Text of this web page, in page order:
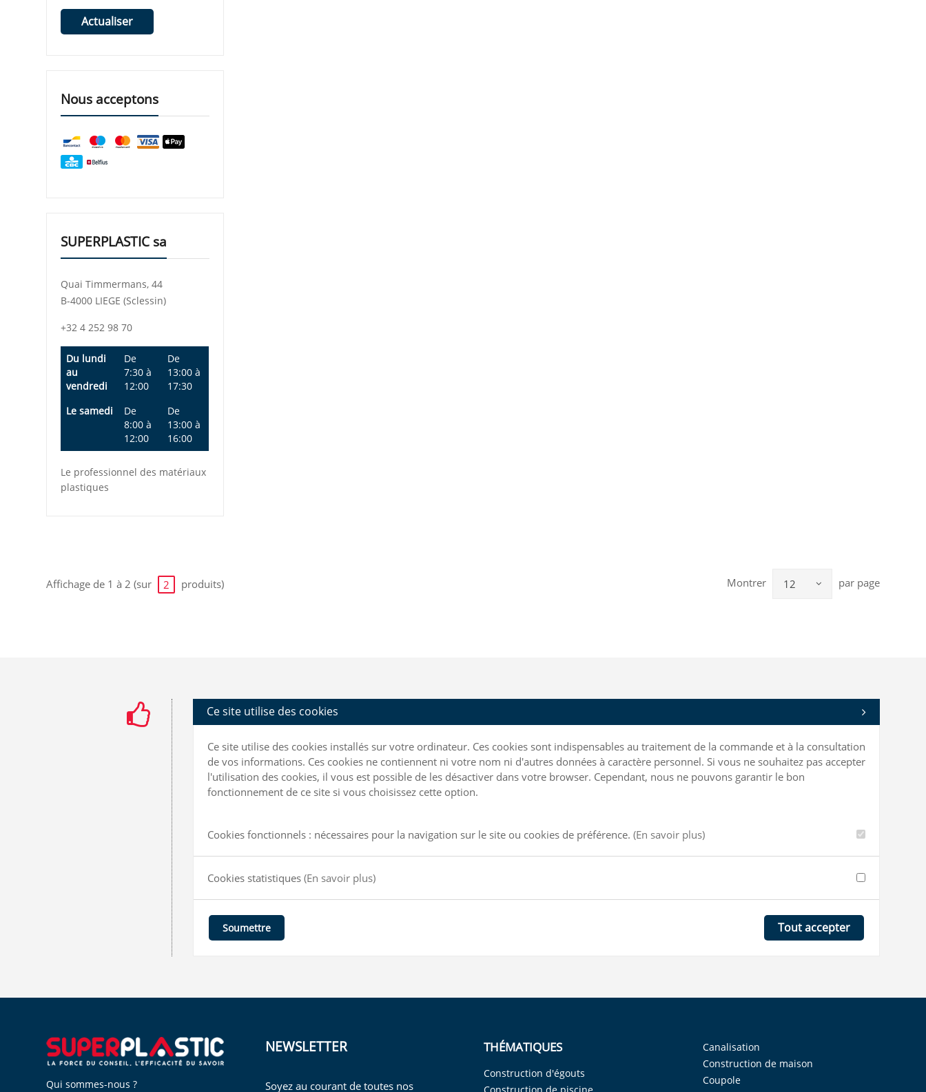
Actualiser
Nous acceptons
SUPERPLASTIC sa
Quai Timmermans, 44
B-4000 LIEGE (Sclessin)
+32 4 252 98 70
Du lundi
au
vendredi
De
7:30 à
12:00
De
13:00 à
17:30
Le samedi
De
8:00 à
12:00
De
13:00 à
16:00
Le professionnel des matériaux
plastiques
Affichage de 1 à 2 (sur 2 produits) Montrer 12 par page
Ce site utilise des cookies
Ce site utilise des cookies installés sur votre ordinateur. Ces cookies sont indispensables au traitement de la commande et à la consultation
de vos informations. Ces cookies ne contiennent ni votre nom ni d'autres données à caractère personnel. Si vous ne souhaitez pas accepter
l'utilisation des cookies, il vous est possible de les désactiver dans votre browser. Cependant, nous ne pouvons garantir le bon
fonctionnement de ce site si vous choisissez cette option.
Cookies fonctionnels : nécessaires pour la navigation sur le site ou cookies de préférence. (En savoir plus)
Cookies statistiques (En savoir plus)
Soumettre Tout accepter
Qui sommes-nous ?
NEWSLETTER
Soyez au courant de toutes nos
THÉMATIQUES
Construction d'égouts
Canalisation
Construction de maison
Coupole